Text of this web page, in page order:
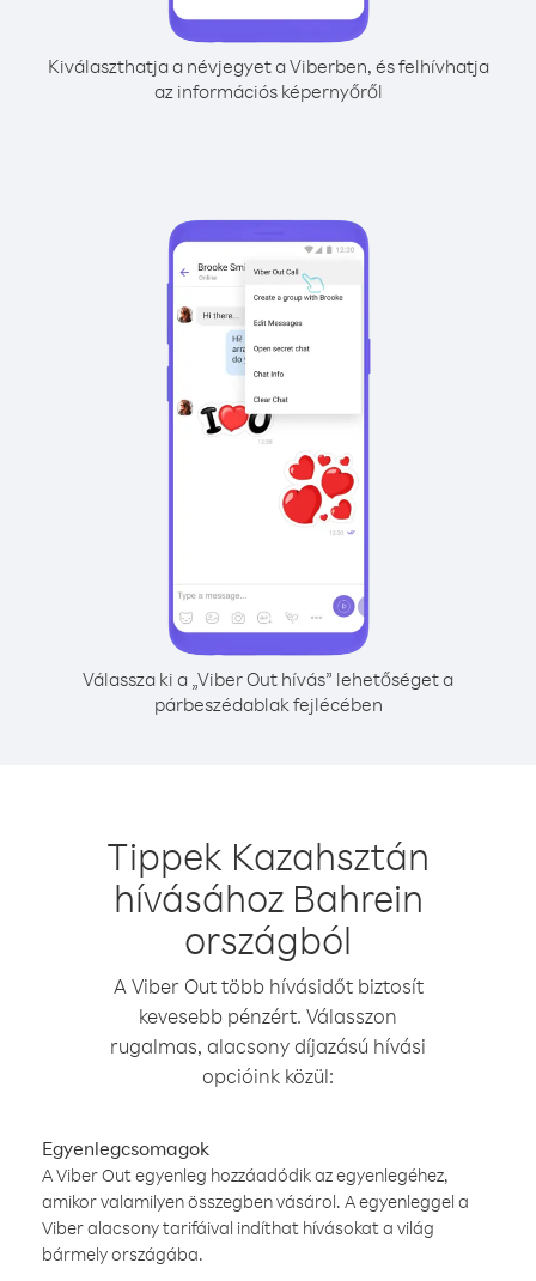
Kiválaszthatja a névjegyet a Viberben, és felhívhatja
az információs képernyőről
Válassza ki a „Viber Out hívás” lehetőséget a
párbeszédablak fejlécében
Tippek Kazahsztán
hívásához Bahrein
országból
A Viber Out több hívásidőt biztosít
kevesebb pénzért. Válasszon
rugalmas, alacsony díjazású hívási
opcióink közül:
Egyenlegcsomagok
A Viber Out egyenleg hozzáadódik az egyenlegéhez,
amikor valamilyen összegben vásárol. A egyenleggel a
Viber alacsony tarifáival indíthat hívásokat a világ
bármely országába.